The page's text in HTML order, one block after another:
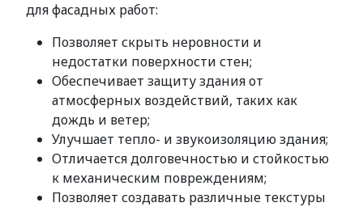
для фасадных работ:
Позволяет скрыть неровности и
недостатки поверхности стен;
Обеспечивает защиту здания от
атмосферных воздействий, таких как
дождь и ветер;
Улучшает тепло- и звукоизоляцию здания;
Отличается долговечностью и стойкостью
к механическим повреждениям;
Позволяет создавать различные текстуры